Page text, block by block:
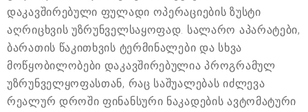
დაკავშირებული ფულადი ოპერაციების ზუსტი
აღრიცხვის უზრუნველსაყოფად. სალარო აპარატები,
ბარათის წაკითხვის ტერმინალები და სხვა
მოწყობილობები დაკავშირებულია პროგრამულ
უზრუნველყოფასთან, რაც საშუალებას იძლევა
რეალურ დროში ფინანსური ნაკადების ავტომატური